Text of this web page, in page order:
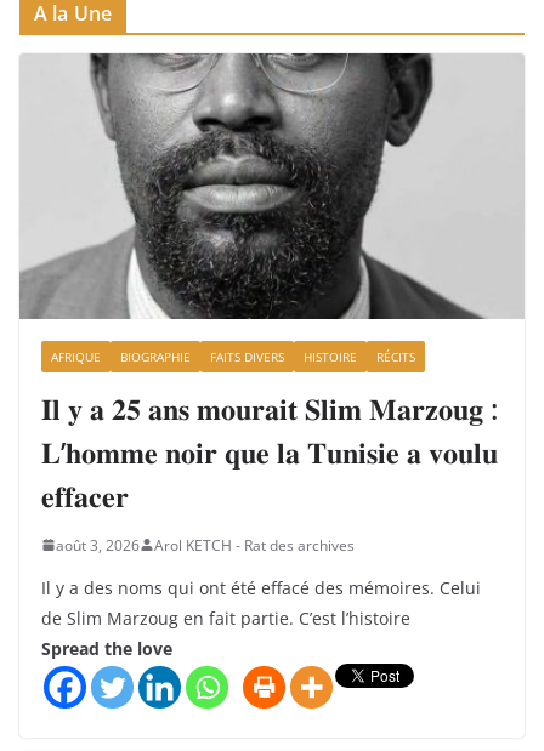
A la Une
AFRIQUE BIOGRAPHIE FAITS DIVERS HISTOIRE RÉCITS
𝐈𝐥 𝐲 𝐚 𝟐𝟓 𝐚𝐧𝐬 𝐦𝐨𝐮𝐫𝐚𝐢𝐭 𝐒𝐥𝐢𝐦 𝐌𝐚𝐫𝐳𝐨𝐮𝐠 :
𝐋’𝐡𝐨𝐦𝐦𝐞 𝐧𝐨𝐢𝐫 𝐪𝐮𝐞 𝐥𝐚 𝐓𝐮𝐧𝐢𝐬𝐢𝐞 𝐚 𝐯𝐨𝐮𝐥𝐮
𝐞𝐟𝐟𝐚𝐜𝐞𝐫
août 3, 2026 Arol KETCH - Rat des archives
Il y a des noms qui ont été effacé des mémoires. Celui
de Slim Marzoug en fait partie. C’est l’histoire
Spread the love